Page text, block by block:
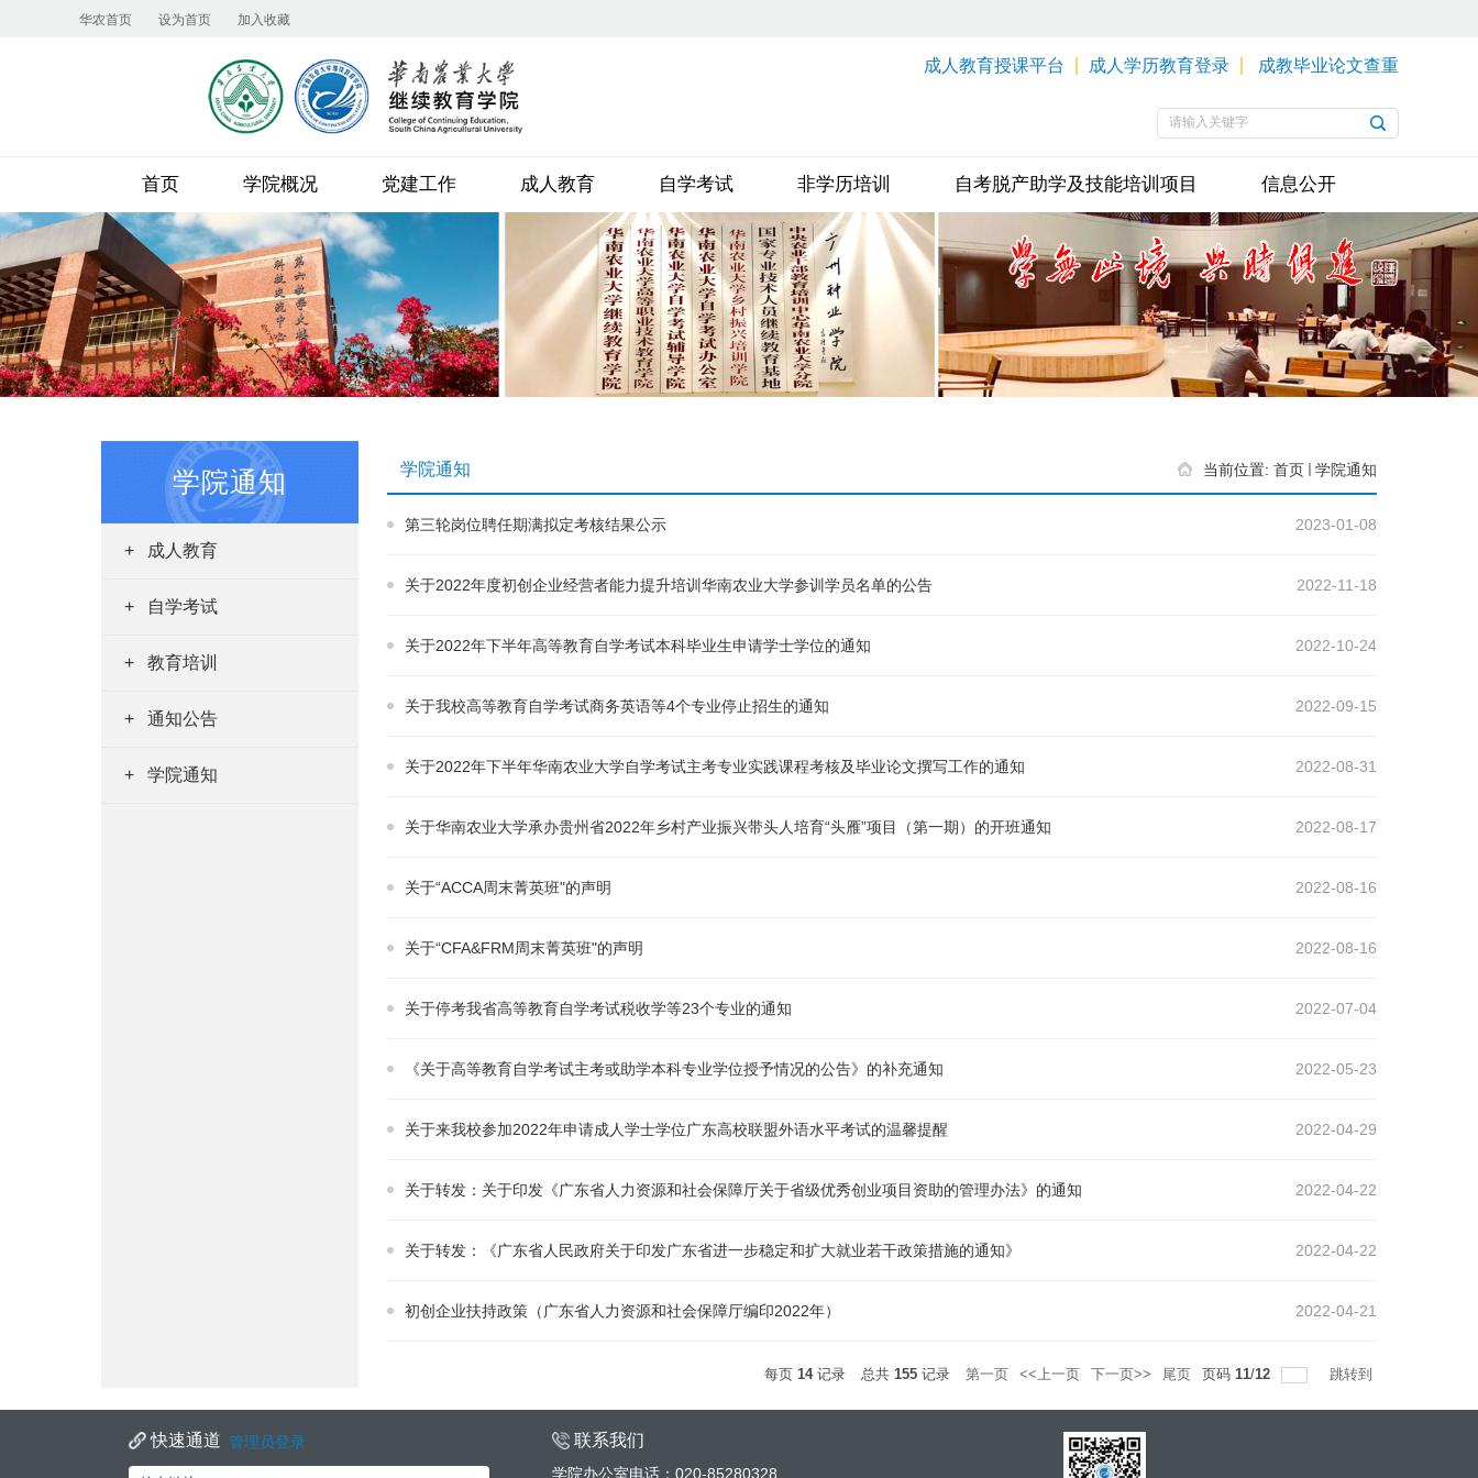
华农首页 设为首页 加入收藏
成人教育授课平台 成人学历教育登录 成教毕业论文查重
首页 学院概况 党建工作 成人教育 自学考试 非学历培训 自考脱产助学及技能培训项目 信息公开
学院通知
成人教育
自学考试
教育培训
通知公告
学院通知
学院通知 当前位置: 首页 学院通知
2023-01-08
第三轮岗位聘任期满拟定考核结果公示
2022-11-18
关于2022年度初创企业经营者能力提升培训华南农业大学参训学员名单的公告
2022-10-24
关于2022年下半年高等教育自学考试本科毕业生申请学士学位的通知
2022-09-15
关于我校高等教育自学考试商务英语等4个专业停止招生的通知
2022-08-31
关于2022年下半年华南农业大学自学考试主考专业实践课程考核及毕业论文撰写工作的通知
2022-08-17
关于华南农业大学承办贵州省2022年乡村产业振兴带头人培育“头雁”项目（第一期）的开班通知
2022-08-16
关于“ACCA周末菁英班"的声明
2022-08-16
关于“CFA&FRM周末菁英班"的声明
2022-07-04
关于停考我省高等教育自学考试税收学等23个专业的通知
2022-05-23
《关于高等教育自学考试主考或助学本科专业学位授予情况的公告》的补充通知
2022-04-29
关于来我校参加2022年申请成人学士学位广东高校联盟外语水平考试的温馨提醒
2022-04-22
关于转发：关于印发《广东省人力资源和社会保障厅关于省级优秀创业项目资助的管理办法》的通知
2022-04-22
关于转发：《广东省人民政府关于印发广东省进一步稳定和扩大就业若干政策措施的通知》
2022-04-21
初创企业扶持政策（广东省人力资源和社会保障厅编印2022年）
每页 14记录 总共 155 记录 第一页 <<上一页 下一页>> 尾页 页码 11/12 跳转到
快速通道 管理员登录 联系我们
学院办公室电话：020-85280328